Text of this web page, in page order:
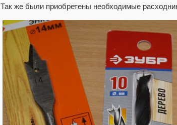
Так же были приобретены необходимые